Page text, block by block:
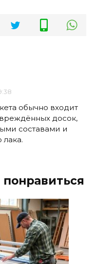
обычно входит
досок,
составами и